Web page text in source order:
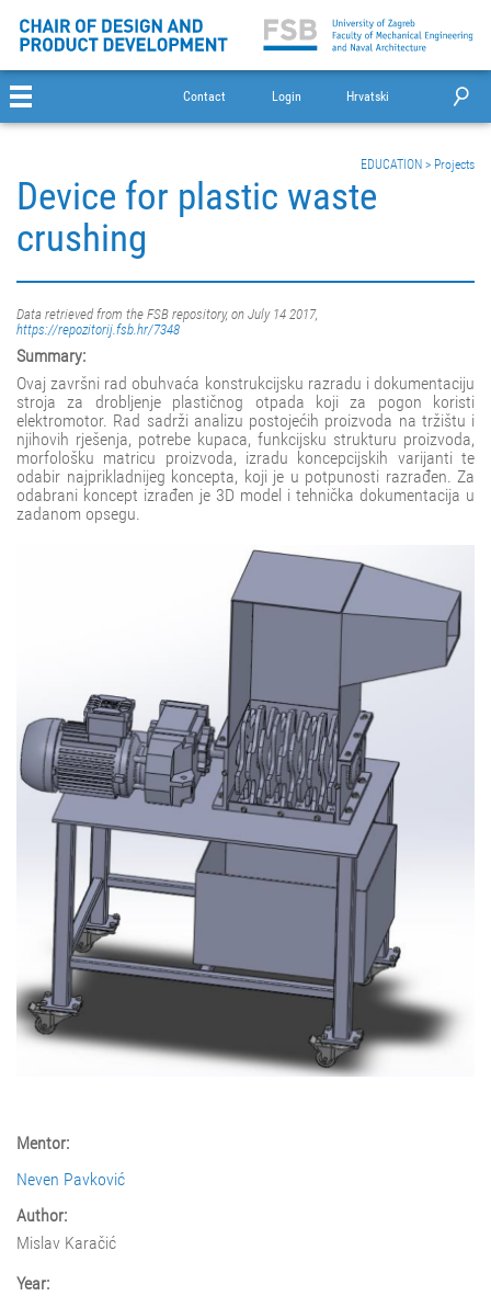
Contact Login Hrvatski
EDUCATION > Projects
Device for plastic waste
crushing
Data retrieved from the FSB repository, on July 14 2017,
https://repozitorij.fsb.hr/7348
Summary:
Ovaj završni rad obuhvaća konstrukcijsku razradu i dokumentaciju
stroja za drobljenje plastičnog otpada koji za pogon koristi
elektromotor. Rad sadrži analizu postojećih proizvoda na tržištu i
njihovih rješenja, potrebe kupaca, funkcijsku strukturu proizvoda,
morfološku matricu proizvoda, izradu koncepcijskih varijanti te
odabir najprikladnijeg koncepta, koji je u potpunosti razrađen. Za
odabrani koncept izrađen je 3D model i tehnička dokumentacija u
zadanom opsegu.
Mentor:
Neven Pavković
Author:
Mislav Karačić
Year: